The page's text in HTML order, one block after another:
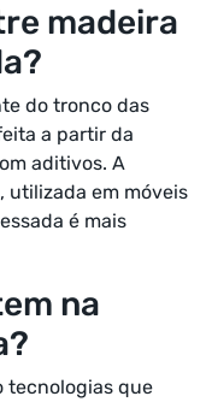
madeira
do tronco das
a partir da
aditivos. A
utilizada em móveis
é mais
na
tecnologias que